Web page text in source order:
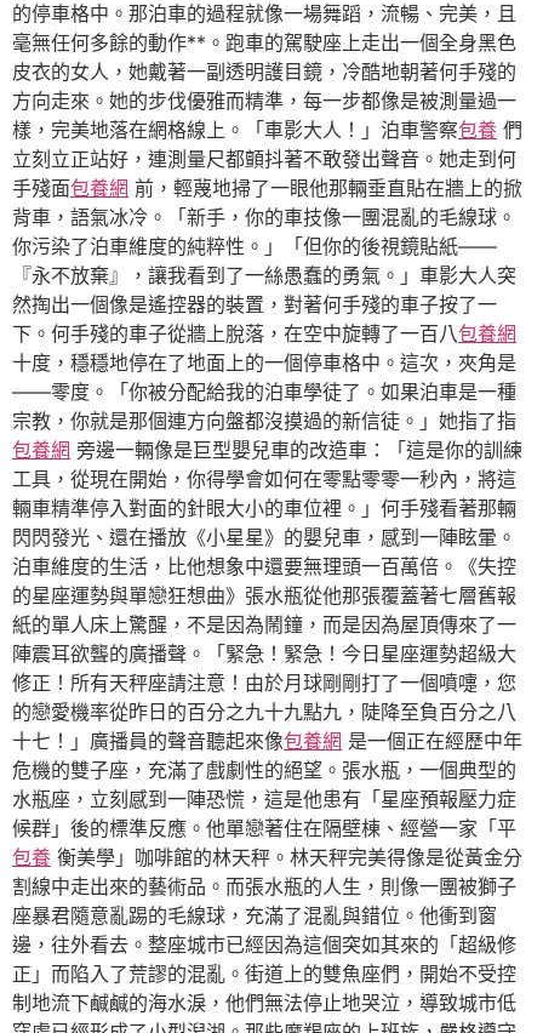
的停車格中。那泊車的過程就像一場舞蹈，流暢、完美，且
毫無任何多餘的動作**。跑車的駕駛座上走出一個全身黑色
皮衣的女人，她戴著一副透明護目鏡，冷酷地朝著何手殘的
方向走來。她的步伐優雅而精準，每一步都像是被測量過一
樣，完美地落在網格線上。「車影大人！」泊車警察包養 們
立刻立正站好，連測量尺都顫抖著不敢發出聲音。她走到何
手殘面包養網 前，輕蔑地掃了一眼他那輛垂直貼在牆上的掀
背車，語氣冰冷。「新手，你的車技像一團混亂的毛線球。
你污染了泊車維度的純粹性。」「但你的後視鏡貼紙——
『永不放棄』，讓我看到了一絲愚蠢的勇氣。」車影大人突
然掏出一個像是遙控器的裝置，對著何手殘的車子按了一
下。何手殘的車子從牆上脫落，在空中旋轉了一百八包養網
十度，穩穩地停在了地面上的一個停車格中。這次，夾角是
——零度。「你被分配給我的泊車學徒了。如果泊車是一種
宗教，你就是那個連方向盤都沒摸過的新信徒。」她指了指
包養網 旁邊一輛像是巨型嬰兒車的改造車：「這是你的訓練
工具，從現在開始，你得學會如何在零點零零一秒內，將這
輛車精準停入對面的針眼大小的車位裡。」何手殘看著那輛
閃閃發光、還在播放《小星星》的嬰兒車，感到一陣眩暈。
泊車維度的生活，比他想象中還要無理頭一百萬倍。《失控
的星座運勢與單戀狂想曲》張水瓶從他那張覆蓋著七層舊報
紙的單人床上驚醒，不是因為鬧鐘，而是因為屋頂傳來了一
陣震耳欲聾的廣播聲。「緊急！緊急！今日星座運勢超級大
修正！所有天秤座請注意！由於月球剛剛打了一個噴嚏，您
的戀愛機率從昨日的百分之九十九點九，陡降至負百分之八
十七！」廣播員的聲音聽起來像包養網 是一個正在經歷中年
危機的雙子座，充滿了戲劇性的絕望。張水瓶，一個典型的
水瓶座，立刻感到一陣恐慌，這是他患有「星座預報壓力症
候群」後的標準反應。他單戀著住在隔壁棟、經營一家「平
包養 衡美學」咖啡館的林天秤。林天秤完美得像是從黃金分
割線中走出來的藝術品。而張水瓶的人生，則像一團被獅子
座暴君隨意亂踢的毛線球，充滿了混亂與錯位。他衝到窗
邊，往外看去。整座城市已經因為這個突如其來的「超級修
正」而陷入了荒謬的混亂。街道上的雙魚座們，開始不受控
制地流下鹹鹹的海水淚，他們無法停止地哭泣，導致城市低